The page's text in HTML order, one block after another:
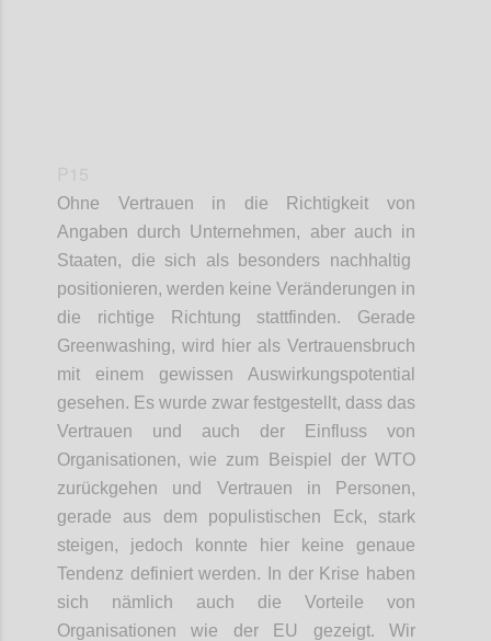
Ohne Vertrauen in die Richtigkeit von
Angaben durch Unternehmen, aber auch in
Staaten, die sich als besonders nachhaltig
positionieren, werden keine Veränderungen in
die richtige Richtung stattfinden. Gerade
Greenwashing, wird hier als Vertrauensbruch
mit einem gewissen Auswirkungspotential
gesehen. Es wurde zwar festgestellt, dass das
Vertrauen und auch der Einfluss von
Organisationen, wie zum Beispiel der WTO
zurückgehen und Vertrauen in Personen,
gerade aus dem populistischen Eck, stark
steigen, jedoch konnte hier keine genaue
Tendenz definiert werden. In der Krise haben
sich nämlich auch die Vorteile von
Organisationen wie der EU gezeigt.Wir